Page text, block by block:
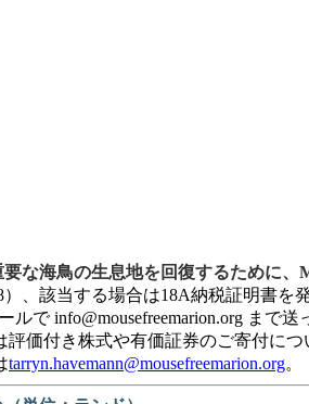
な海鳥の生息地を回復するために、
）、該当する場合は18A納税証明書
で info@mousefreemarion.org まで
価付き株式や有価証券のご寄付につ
tarryn.havemann@mousefreemarion.org。